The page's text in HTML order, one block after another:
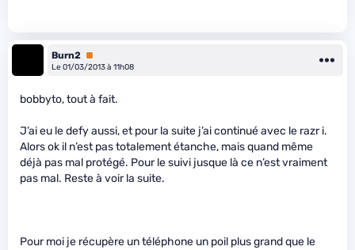
Burn2 Premium
Le 01/03/2013 à 11h08
bobbyto, tout à fait.
J’ai eu le defy aussi, et pour la suite j’ai continué avec le razr i.
Alors ok il n’est pas totalement étanche, mais quand même
déjà pas mal protégé. Pour le suivi jusque là ce n’est vraiment
pas mal. Reste à voir la suite.
Pour moi je récupère un téléphone un poil plus grand que le